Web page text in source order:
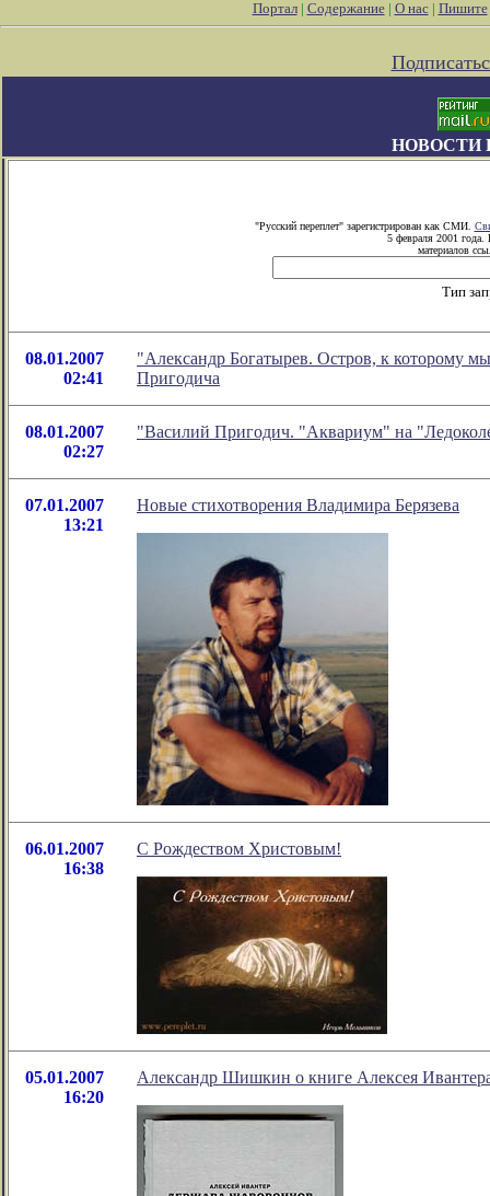
Портал| Содержание| О нас| Пишите
НОВОСТИ
"Русский переплет" зарегистрирован как СМИ.
5 февраля 2001 года.
материалов
Тип
08.01.2007
02:41
"Александр Богатырев. Остров, к которому
Пригодича
08.01.2007
02:27
"Василий Пригодич. "Аквариум" на
07.01.2007
13:21
Новые стихотворения Владимира Берязева
06.01.2007
16:38
С Рождеством Христовым!
05.01.2007
16:20
Александр Шишкин о книге Алексея